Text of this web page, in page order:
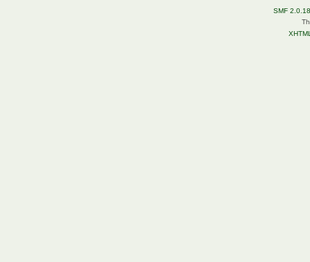
SMF 2.0.18